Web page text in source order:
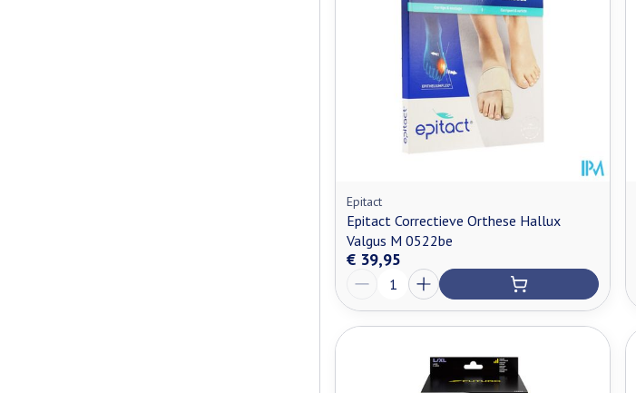
Epitact
Epitact Correctieve Orthese Hallux
Valgus M 0522be
€ 39,95